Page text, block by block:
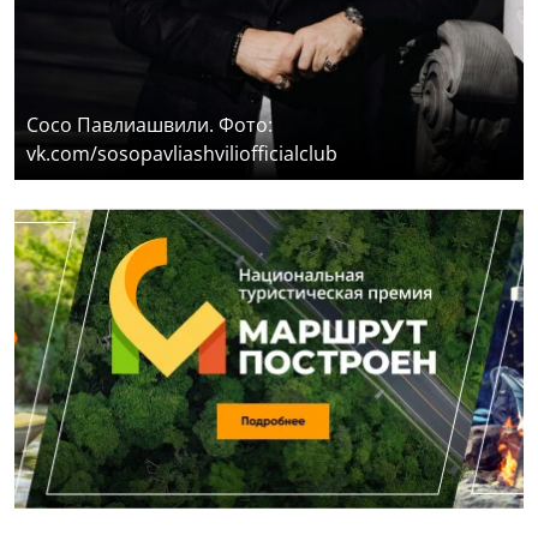
Сосо Павлиашвили. Фото:
vk.com/sosopavliashviliofficialclub